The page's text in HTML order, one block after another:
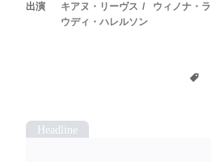
キアヌ・リーヴス
ウィノナ・
ウディ・ハレルソン